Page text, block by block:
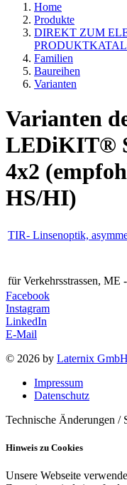
Home
Produkte
DIREKT ZUM
Familien
Baureihen
Varianten
Varianten
LEDiKIT®
4x2
HS/HI)
TIR- Linsenoptik,
für Verkehrsstrassen, ME
Facebook
Instagram
LinkedIn
E-Mail
© 2026 by Laternix
Impressum
Datenschutz
Technische Änderungen /
Hinweis zu Cookies
Unsere Webseite